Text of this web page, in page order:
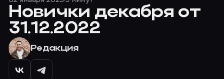
Новички декабря от
31.12.2022
Редакция